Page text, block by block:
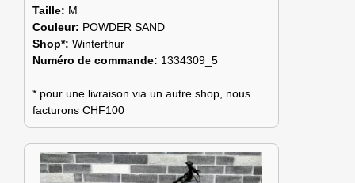
Taille: M
Couleur: POWDER SAND
Shop*: Winterthur
Numéro de commande: 1334309_5
* pour une livraison via un autre shop, nous
facturons CHF100